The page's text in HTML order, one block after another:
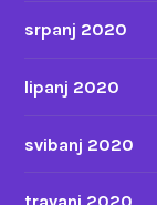
srpanj 2020
lipanj 2020
svibanj 2020